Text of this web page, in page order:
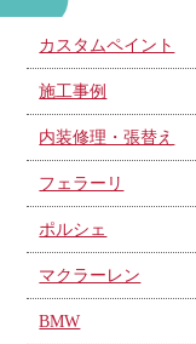
カスタムペイント
施工事例
内装修理・張替え
フェラーリ
ポルシェ
マクラーレン
BMW